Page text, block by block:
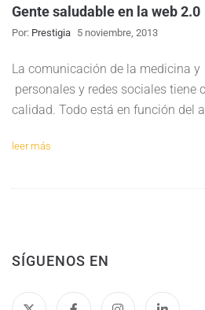
Gente saludable en la web 2.0
Por: Prestigia 5 noviembre, 2013
La comunicación de la medicina
personales y redes sociales tiene
calidad. Todo está en función del
leer más
SÍGUENOS EN